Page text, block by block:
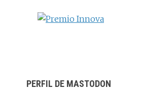
PERFIL DE MASTODON